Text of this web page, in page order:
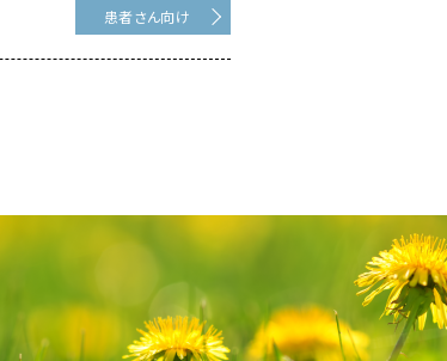
患者さん向け